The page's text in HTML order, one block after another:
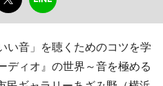
音」を聴くためのコツを学
ディオ』の世界～音を極める